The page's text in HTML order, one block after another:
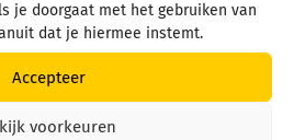
je doorgaat met het gebruiken van
dat je hiermee instemt.
Accepteer
voorkeuren